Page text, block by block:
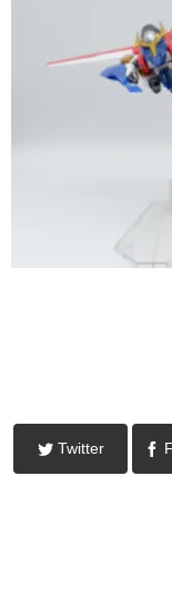
Twitter